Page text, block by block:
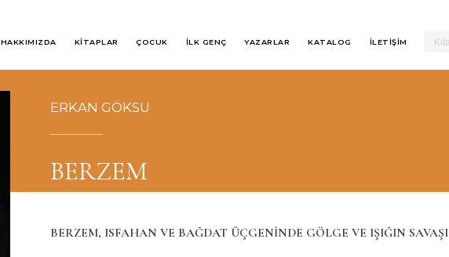
HAKKIMIZDA KİTAPLAR ÇOCUK İLK GENÇ YAZARLAR KATALOG İLETİŞİM
ERKAN GÖKSU
BERZEM
BERZEM, ISFAHAN VE BAĞDAT ÜÇGENİNDE GÖLGE VE IŞIĞIN SAVAŞI